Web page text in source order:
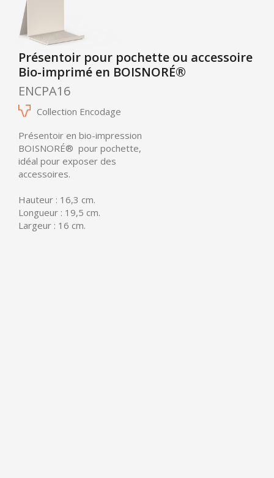
Présentoir pour pochette ou accessoire
Bio-imprimé en BOISNORÉ®
ENCPA16
Collection Encodage
Présentoir en bio-impression
BOISNORÉ® pour pochette,
idéal pour exposer des
accessoires.
Hauteur : 16,3 cm.
Longueur : 19,5 cm.
Largeur : 16 cm.